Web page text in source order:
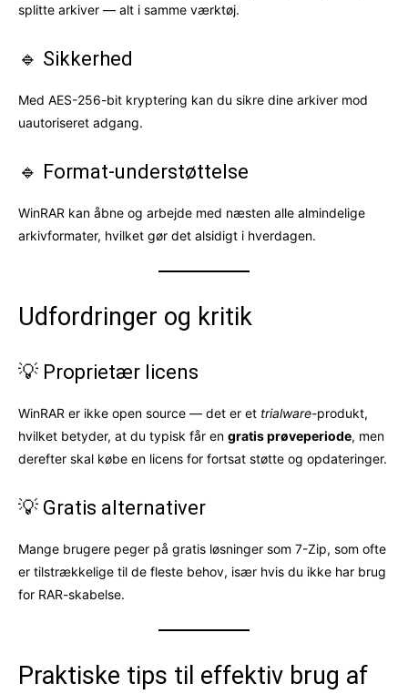
splitte arkiver — alt i samme værktøj.
🔹 Sikkerhed
Med AES-256-bit kryptering kan du sikre dine arkiver mod
uautoriseret adgang.
🔹 Format-understøttelse
WinRAR kan åbne og arbejde med næsten alle almindelige
arkivformater, hvilket gør det alsidigt i hverdagen.
Udfordringer og kritik
💡 Proprietær licens
WinRAR er ikke open source — det er et trialware-produkt,
hvilket betyder, at du typisk får en gratis prøveperiode, men
derefter skal købe en licens for fortsat støtte og opdateringer.
💡 Gratis alternativer
Mange brugere peger på gratis løsninger som 7-Zip, som ofte
er tilstrækkelige til de fleste behov, især hvis du ikke har brug
for RAR-skabelse.
Praktiske tips til effektiv brug af